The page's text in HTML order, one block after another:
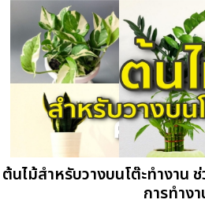
ต้นไม้สำหรับวางบนโต๊ะทำงาน
การทำง